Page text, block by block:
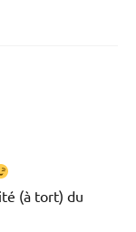
(à tort) du